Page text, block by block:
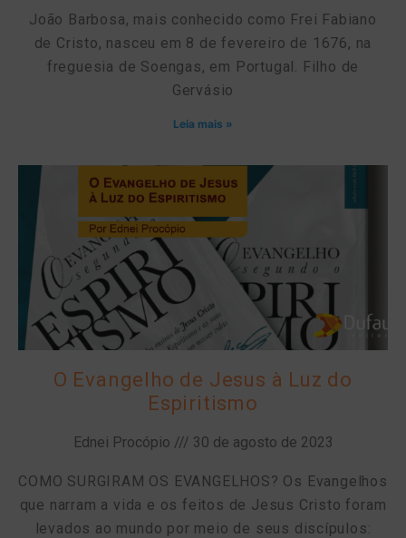
João Barbosa, mais conhecido como Frei Fabiano
de Cristo, nasceu em 8 de fevereiro de 1676, na
freguesia de Soengas, em Portugal. Filho de
Gervásio
Leia mais »
O Evangelho de Jesus à Luz do
Espiritismo
Ednei Procópio 30 de agosto de 2023
COMO SURGIRAM OS EVANGELHOS? Os Evangelhos
que narram a vida e os feitos de Jesus Cristo foram
levados ao mundo por meio de seus discípulos: